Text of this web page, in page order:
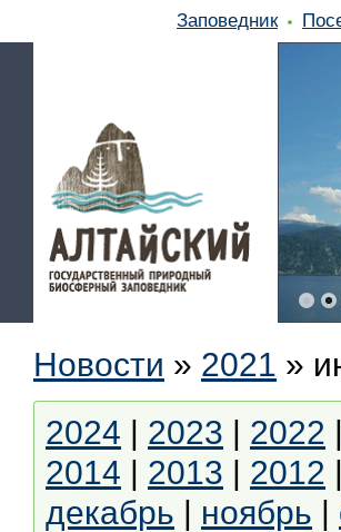
Заповедник
Новости » 2021 »
2024 | 2023 | 2022 |
2014 | 2013 | 2012 |
декабрь | ноябрь |